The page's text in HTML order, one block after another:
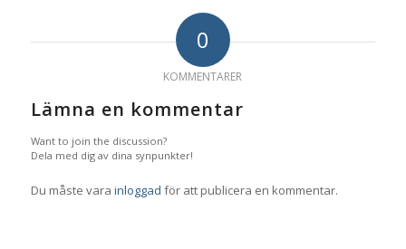
0
KOMMENTARER
Lämna en kommentar
Want to join the discussion?
Dela med dig av dina synpunkter!
Du måste vara inloggad för att publicera en kommentar.